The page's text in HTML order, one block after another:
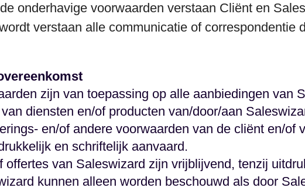
onderhavige voorwaarden verstaan Cliënt en
verstaan alle communicatie of correspondentie
zijn van toepassing op alle aanbiedingen van
diensten en/of producten van/door/aan
en/of andere voorwaarden van de cliënt en/of
en schriftelijk aanvaard.
offertes van Saleswizard zijn vrijblijvend, tenzij
kunnen alleen worden beschouwd als door